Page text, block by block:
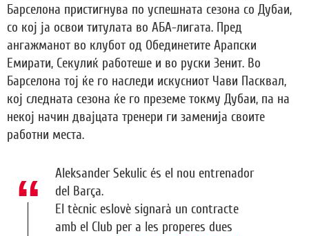
Барселона пристигнува по успешната сезона со Дубаи,
со кој ја освои титулата во АБА-лигата. Пред
ангажманот во клубот од Обединетите Арапски
Емирати, Секулиќ работеше и во руски Зенит. Во
Барселона тој ќе го наследи искусниот Чави Пасквал,
кој следната сезона ќе го преземе токму Дубаи, па на
некој начин двајцата тренери ги заменија своите
работни места.
Aleksander Sekulic és el nou entrenador
del Barça.
El tècnic eslovè signarà un contracte
amb el Club per a les properes dues